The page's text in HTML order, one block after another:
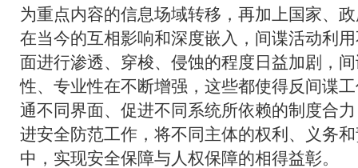
为重点内容的信息场域转移，再加上国家、
在当今的互相影响和深度嵌入，间谍活动利
面进行渗透、穿梭、侵蚀的程度日益加剧，
性、专业性在不断增强，这些都使得反间谍
通不同界面、促进不同系统所依赖的制度合
进安全防范工作，将不同主体的权利、义务
中，实现安全保障与人权保障的相得益彰。